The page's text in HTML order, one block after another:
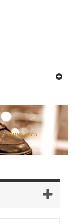
/ Sneakers